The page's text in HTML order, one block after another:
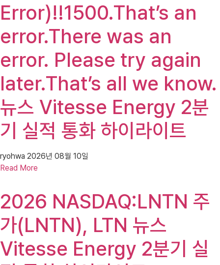
Error)!!1500.That’s an
error.There was an
error. Please try again
later.That’s all we know.
뉴스 Vitesse Energy 2분
기 실적 통화 하이라이트
ryohwa 2026년 08월 10일
Read More
2026 NASDAQ:LNTN 주
가(LNTN), LTN 뉴스
Vitesse Energy 2분기 실